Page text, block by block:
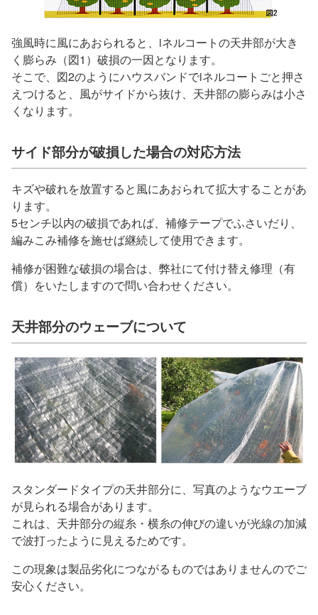
強風時に風にあおられると、iネルコートの天井部が大き
く膨らみ（図1）破損の一因となります。
そこで、図2のようにハウスバンドでiネルコートごと押さ
えつけると、風がサイドから抜け、天井部の膨らみは小さ
くなります。
サイド部分が破損した場合の対応方法
キズや破れを放置すると風にあおられて拡大することがあ
ります。
5センチ以内の破損であれば、補修テープでふさいだり、
編みこみ補修を施せば継続して使用できます。
補修が困難な破損の場合は、弊社にて付け替え修理（有
償）をいたしますので問い合わせください。
天井部分のウェーブについて
スタンダードタイプの天井部分に、写真のようなウエーブ
が見られる場合があります。
これは、天井部分の縦糸・横糸の伸びの違いが光線の加減
で波打ったように見えるためです。
この現象は製品劣化につながるものではありませんのでご
安心ください。